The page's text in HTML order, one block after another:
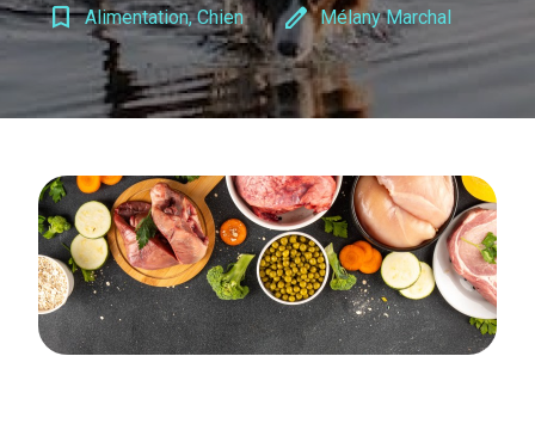
bookmark_border Alimentation, Chien edit Mélany Marchal